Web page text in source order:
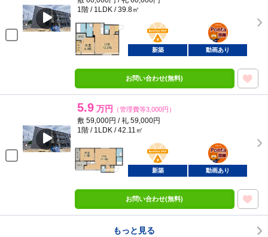
1階 / 1LDK / 39.8㎡
BunChinPAY
ポンタ
部屋
新築 動画あり
お問い合わせ(無料)
5.9 万円 （管理費等3,000円）
敷 59,000円 / 礼 59,000円
1階 / 1LDK / 42.11㎡
BunChinPAY
ポンタ
部屋
新築 動画あり
お問い合わせ(無料)
もっと見る